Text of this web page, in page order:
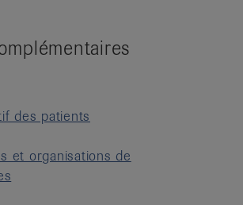
des patients
et organisations de